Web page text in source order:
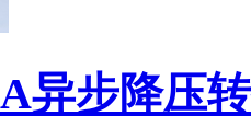
异步降压